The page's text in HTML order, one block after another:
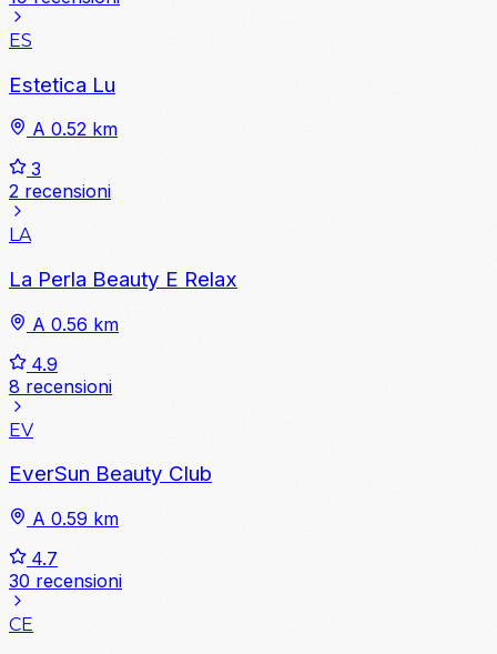
ES
Estetica Lu
A 0.52 km
3
2 recensioni
LA
La Perla Beauty E Relax
A 0.56 km
4.9
8 recensioni
EV
EverSun Beauty Club
A 0.59 km
4.7
30 recensioni
CE